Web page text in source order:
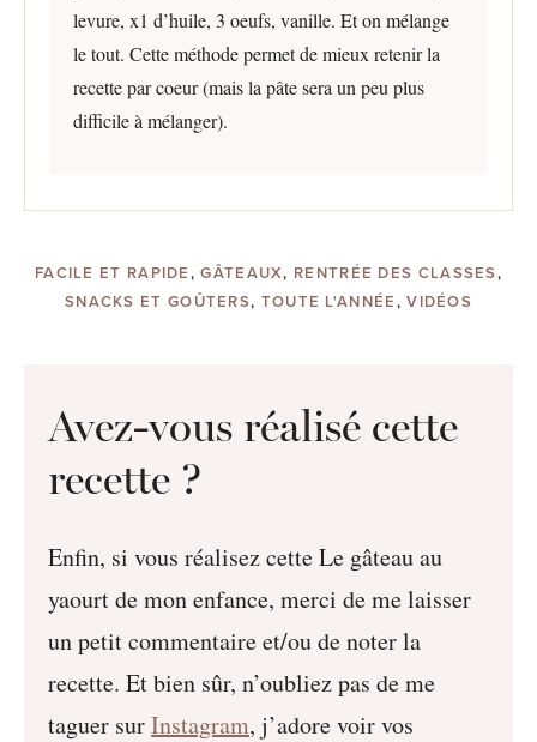
levure, x1 d’huile, 3 oeufs, vanille. Et on mélange
le tout. Cette méthode permet de mieux retenir la
recette par coeur (mais la pâte sera un peu plus
difficile à mélanger).
FACILE ET RAPIDE,GÂTEAUX, RENTRÉE DES CLASSES,
SNACKS ET GOÛTERS, TOUTE L'ANNÉE,VIDÉOS
Avez-vous réalisé cette
recette ?
Enfin, si vous réalisez cette Le gâteau au
yaourt de mon enfance, merci de me laisser
un petit commentaire et/ou de noter la
recette. Et bien sûr, n’oubliez pas de me
taguer surInstagram, j’adore voir vos